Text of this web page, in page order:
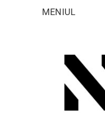
MENIUL